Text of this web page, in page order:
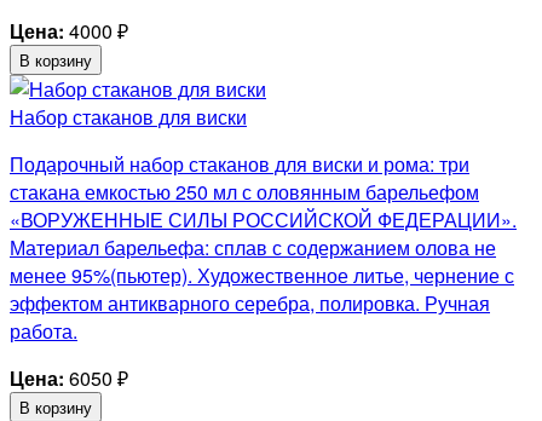
Цена: 4000 ₽
В корзину
Набор стаканов для виски
Подарочный набор стаканов для виски и рома: три
стакана емкостью 250 мл с оловянным барельефом
«ВОРУЖЕННЫЕ СИЛЫ РОССИЙСКОЙ ФЕДЕРАЦИИ».
Материал барельефа: сплав с содержанием олова не
менее 95%(пьютер). Художественное литье, чернение с
эффектом антикварного серебра, полировка. Ручная
работа.
Цена: 6050 ₽
В корзину